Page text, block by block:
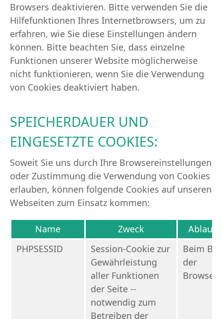
Browsers deaktivieren. Bitte verwenden Sie die
Hilfefunktionen Ihres Internetbrowsers, um zu
erfahren, wie Sie diese Einstellungen ändern
können. Bitte beachten Sie, dass einzelne
Funktionen unserer Website möglicherweise
nicht funktionieren, wenn Sie die Verwendung
von Cookies deaktiviert haben.
SPEICHERDAUER UND
EINGESETZTE COOKIES:
Soweit Sie uns durch Ihre Browsereinstellungen
oder Zustimmung die Verwendung von Cookies
erlauben, können folgende Cookies auf unseren
Webseiten zum Einsatz kommen:
Name Zweck
PHPSESSID
Session-Cookie zur
Gewährleistung
aller Funktionen
der Seite --
notwendig zum
Betreiben der
Beim
der